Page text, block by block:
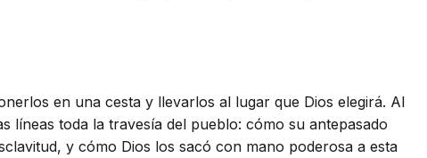
en una cesta y llevarlos al lugar que Dios elegirá. Al
líneas toda la travesía del pueblo: cómo su antepasado
y cómo Dios los sacó con mano poderosa a esta